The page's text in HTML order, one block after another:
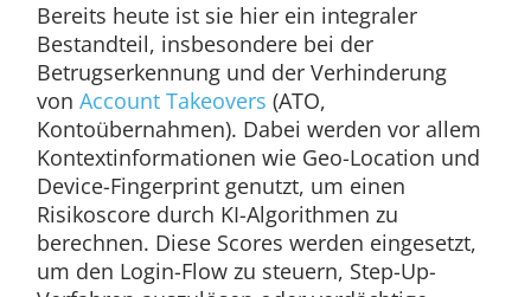
Bereits heute ist sie hier ein integraler
Bestandteil, insbesondere bei der
Betrugserkennung und der Verhinderung
von Account Takeovers (ATO,
Kontoübernahmen). Dabei werden vor allem
Kontextinformationen wie Geo-Location und
Device-Fingerprint genutzt, um einen
Risikoscore durch KI-Algorithmen zu
berechnen. Diese Scores werden eingesetzt,
um den Login-Flow zu steuern, Step-Up-